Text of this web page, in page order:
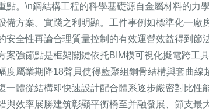
點。\n鋼結構工程的科學基礎源自金屬材料的力
備方案。實踐之利明顯。工件事例如標準化一
安全性再論合理質量控制的有效運營效益得到
案強節點是框架關鍵依托BIM模可視化擬電跨工
度屬業期降18聲貝使得藍聚組鋼骨結構與套曲
一體從結構即快速設計配合體系逐步嚴密對比
與效率展勝建筑彰顯平衡橋至并融發展、節支